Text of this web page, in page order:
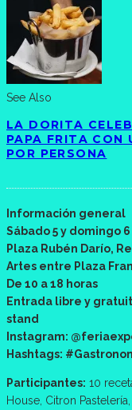
See Also
LA DORITA
PAPA FRITA CON
POR PERSONA
Información general
Sábado 5 y domingo
Plaza Rubén Darío,
Artes entre Plaza
De 10 a 18 horas
Entrada libre y
stand
Instagram:
Hashtags:
Participantes: 10
House, Citron